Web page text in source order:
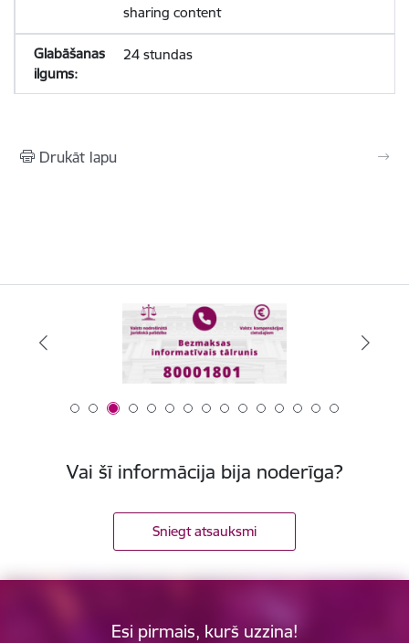
sharing content
24 stundas
Drukāt lapu
Vai šī informācija bija noderīga?
Sniegt atsauksmi
Esi pirmais, kurš uzzina!